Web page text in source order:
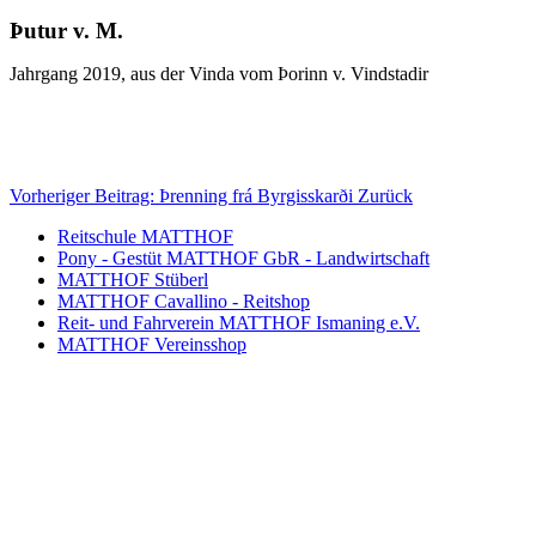
Þutur v. M.
Jahrgang 2019, aus der Vinda vom Þorinn v. Vindstadir
Vorheriger Beitrag: Þrenning frá Byrgisskarði Zurück
Reitschule MATTHOF
Pony - Gestüt MATTHOF GbR - Landwirtschaft
MATTHOF Stüberl
MATTHOF Cavallino - Reitshop
Reit- und Fahrverein MATTHOF Ismaning e.V.
MATTHOF Vereinsshop